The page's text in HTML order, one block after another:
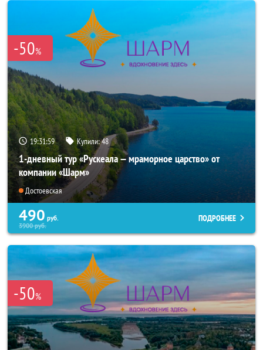
-50%
19:31:58 Купили:48
1-дневный тур «Рускеала — мраморное царство» от
компании «Шарм»
Достоевская
490 руб.
3900руб.
ПОДРОБНЕЕ
-50%